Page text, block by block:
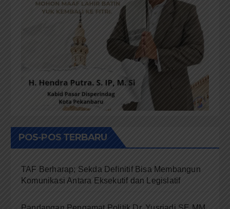
POS-POS TERBARU
TAF Berharap; Sekda Definitif Bisa Membangun
Komunikasi Antara Eksekutif dan Legislatif